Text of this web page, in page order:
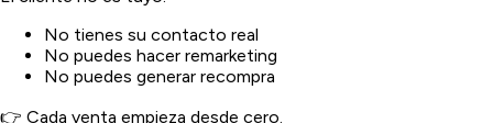
No tienes su contacto real
No puedes hacer remarketing
No puedes generar recompra
👉 Cada venta empieza desde cero.